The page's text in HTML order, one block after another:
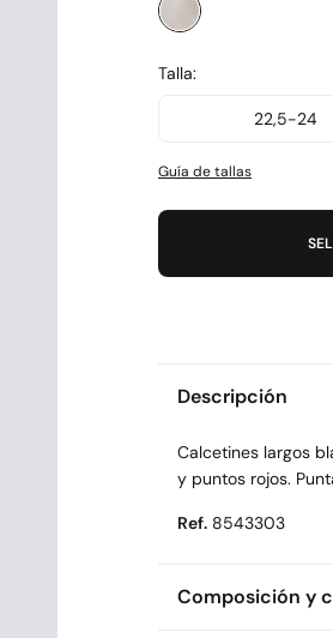
Talla:
22,5-24
Guía de tallas
Descripción
Calcetines largos
y puntos rojos.
Ref. 8543303
Composición y